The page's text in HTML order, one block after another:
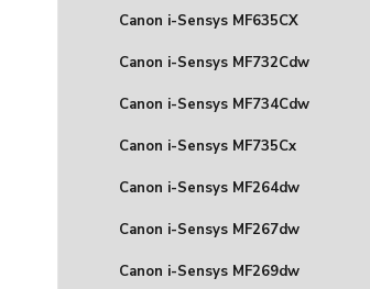
Canon i-Sensys MF635CX
Canon i-Sensys MF732Cdw
Canon i-Sensys MF734Cdw
Canon i-Sensys MF735Cx
Canon i-Sensys MF264dw
Canon i-Sensys MF267dw
Canon i-Sensys MF269dw